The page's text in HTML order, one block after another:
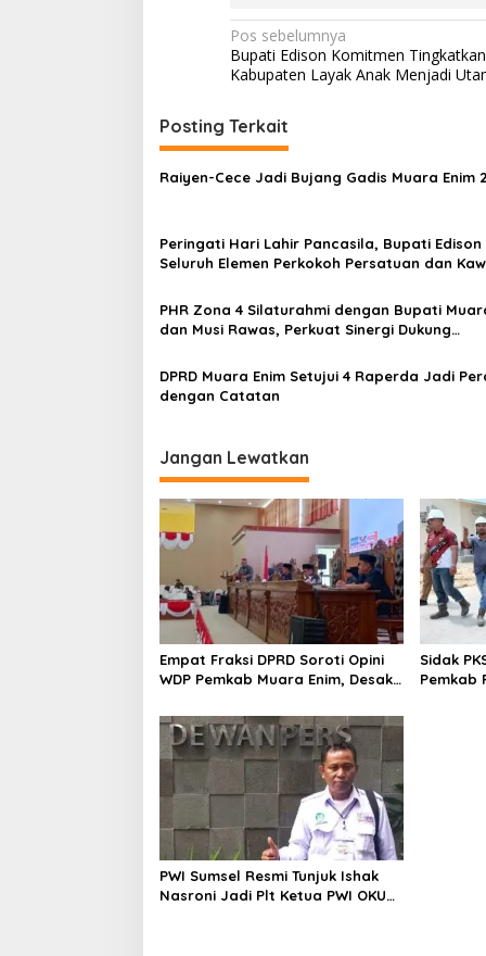
N
a
i
g
a
i
o
s
Pos sebelumnya
Bupati Edison Komitmen
Kabupaten Layak Anak Menjadi
Posting Terkait
Raiyen-Cece Jadi Bujang Gadis Muara Enim
Peringati Hari Lahir Pancasila, Bupati Edison
Seluruh Elemen Perkokoh Persatuan dan
PHR Zona 4 Silaturahmi dengan Bupati
dan Musi Rawas, Perkuat Sinergi Dukung
DPRD Muara Enim Setujui 4 Raperda Jadi
dengan Catatan
Jangan Lewatkan
Empat Fraksi DPRD Soroti Opini
WDP Pemkab Muara Enim, Desak
Sidak
Pemkab
PWI Sumsel Resmi Tunjuk Ishak
Nasroni Jadi Plt Ketua PWI OKU